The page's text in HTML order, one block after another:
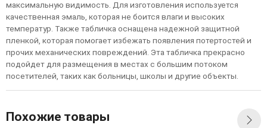
максимальную видимость. Для изготовления используется
качественная эмаль, которая не боится влаги и высоких
температур. Также табличка оснащена надежной защитной
пленкой, которая помогаетизбежать появления потертостей и
прочих механических повреждений. Эта табличка прекрасно
подойдетдля размещения в местах с большим потоком
посетителей, таких какбольницы, школы и другие объекты.
Похожие товары